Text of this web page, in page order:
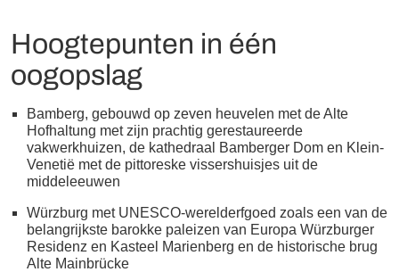
Hoogtepunten in één
oogopslag
Bamberg, gebouwd op zeven heuvelen met de Alte
Hofhaltung met zijn prachtig gerestaureerde
vakwerkhuizen, de kathedraal Bamberger Dom en Klein-
Venetië met de pittoreske vissershuisjes uit de
middeleeuwen
Würzburg met UNESCO-werelderfgoed zoals een van de
belangrijkste barokke paleizen van Europa Würzburger
Residenz en Kasteel Marienberg en de historische brug
Alte Mainbrücke